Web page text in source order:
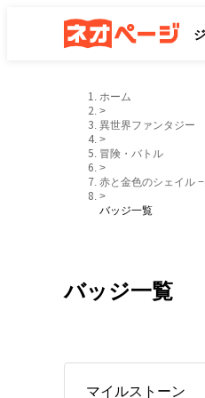
ホーム
>
異世界ファンタジー
>
冒険・バトル
>
赤と金色のシェイル
>
バッジ一覧
バッジ一覧
マイルストーン